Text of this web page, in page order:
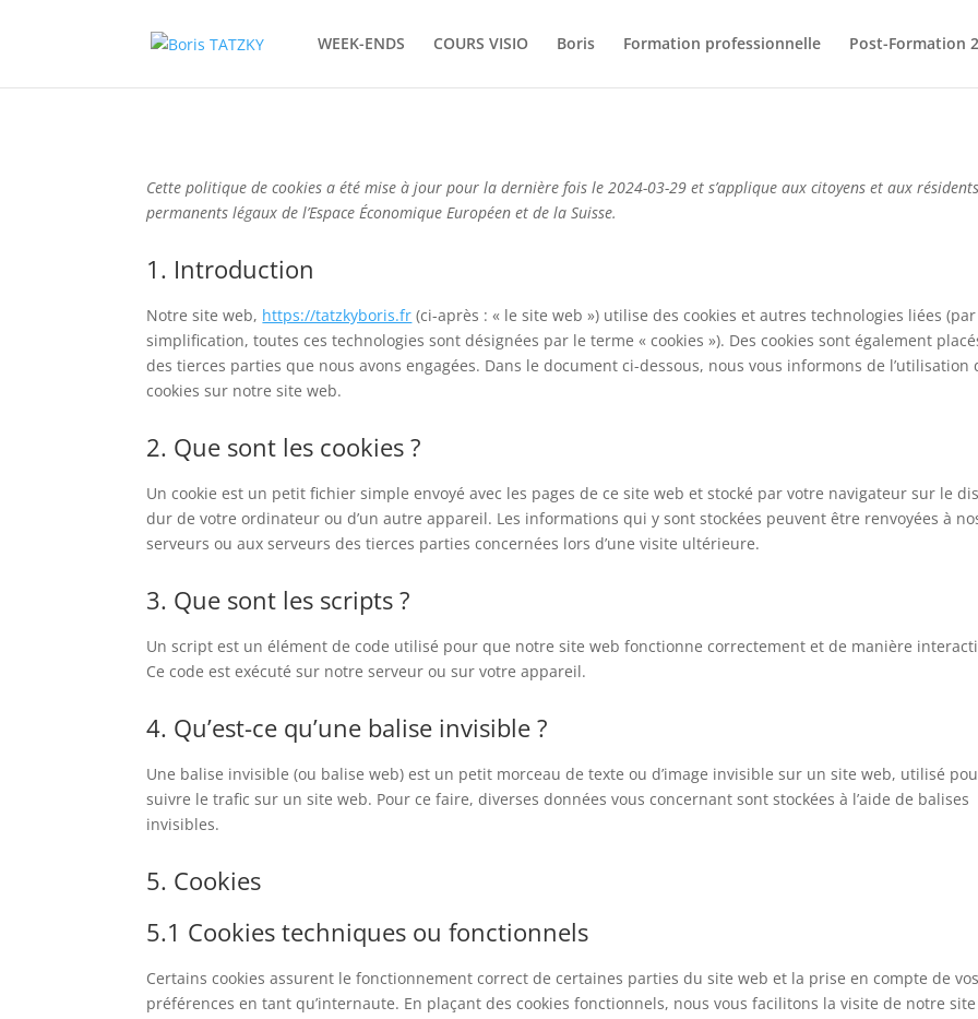
WEEK-ENDS COURS VISIO Boris Formation professionnelle Post-Formation
Cette politique de cookies a été mise à jour pour la dernière fois le 2024-03-29 et s’applique aux citoyens et aux résidents
permanents légaux de l’Espace Économique Européen et de la Suisse.
1. Introduction
Notre site web, https://tatzkyboris.fr (ci-après : « le site web ») utilise des cookies et autres technologies liées (par
simplification, toutes ces technologies sont désignées par le terme « cookies »). Des cookies sont également
des tierces parties que nous avons engagées. Dans le document ci-dessous, nous vous informons de l’utilisation
cookies sur notre site web.
2. Que sont les cookies ?
Un cookie est un petit fichier simple envoyé avec les pages de ce site web et stocké par votre navigateur sur le
dur de votre ordinateur ou d’un autre appareil. Les informations qui y sont stockées peuvent être renvoyées à
serveurs ou aux serveurs des tierces parties concernées lors d’une visite ultérieure.
3. Que sont les scripts ?
Un script est un élément de code utilisé pour que notre site web fonctionne correctement et de manière
Ce code est exécuté sur notre serveur ou sur votre appareil.
4. Qu’est-ce qu’une balise invisible ?
Une balise invisible (ou balise web) est un petit morceau de texte ou d’image invisible sur un site web, utilisé
suivre le trafic sur un site web. Pour ce faire, diverses données vous concernant sont stockées à l’aide de balises
invisibles.
5. Cookies
5.1 Cookies techniques ou fonctionnels
Certains cookies assurent le fonctionnement correct de certaines parties du site web et la prise en compte de vos
préférences en tant qu’internaute. En plaçant des cookies fonctionnels, nous vous facilitons la visite de notre